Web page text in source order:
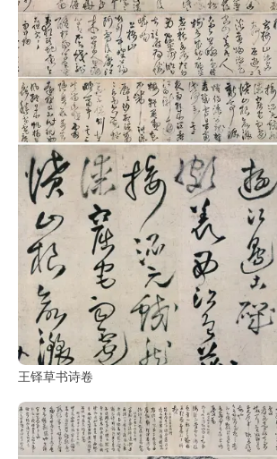
王铎草书诗卷
书
法
字
组
连
带
矢
量
书
法
字
库
篆
刻
印
鉴
查
询